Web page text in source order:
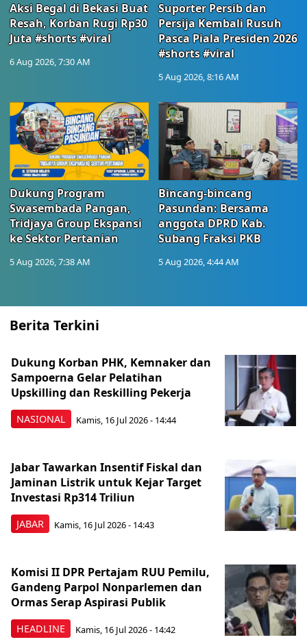
Aksi Begal di Bekasi Buat
Resah, Korban Rugi Rp30
Juta #shorts #viral
6 Aug 2026, 7:30 AM
Suporter Persib dan
Persija Kembali Rusuh
Pasca Piala Presiden 2026
#shorts #viral
5 Aug 2026, 8:16 AM
Dukung Program
Swasembada Pangan,
Tridjaya Group Ekspansi
ke Sektor Pertanian
5 Aug 2026, 7:38 AM
Bincang-bincang
Pasundan: Bersama
anggota DPRD Kab.
Subang Fraksi PKB
5 Aug 2026, 4:44 AM
Berita Terkini
NASIONAL
Dukung Korban PHK, Kemnaker dan
Sampoerna Gelar Pelatihan
Upskilling dan Reskilling Pekerja
Kamis, 16 Jul 2026 - 14:44
JABAR
Jabar Tawarkan Insentif Fiskal dan
Jaminan Listrik untuk Kejar Target
Investasi Rp314 Triliun
Kamis, 16 Jul 2026 - 14:43
HEADLINE
Komisi II DPR Pertajam RUU Pemilu,
Gandeng Parpol Nonparlemen dan
Ormas Serap Aspirasi Publik
Kamis, 16 Jul 2026 - 14:42